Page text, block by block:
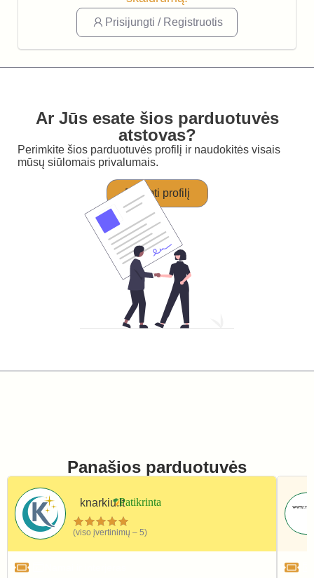
Prisijungti / Registruotis
Ar Jūs esate šios parduotuvės
atstovas?
Perimkite šios parduotuvės profilį ir naudokitės visais
mūsų siūlomais privalumais.
Perimti profilį
Panašios parduotuvės
knarkiu.lt
(viso įvertinimų – 5)